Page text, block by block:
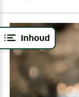
Inhoud